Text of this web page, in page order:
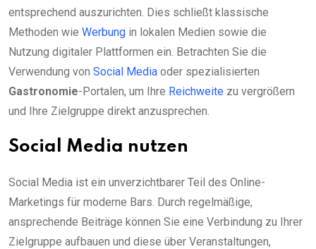
entsprechend auszurichten. Dies schließt klassische
Methoden wie Werbung in lokalen Medien sowie die
Nutzung digitaler Plattformen ein. Betrachten Sie die
Verwendung von Social Media oder spezialisierten
Gastronomie-Portalen, um Ihre Reichweite zu vergrößern
und Ihre Zielgruppe direkt anzusprechen.
Social Media nutzen
Social Media ist ein unverzichtbarer Teil des Online-
Marketings für moderne Bars. Durch regelmäßige,
ansprechende Beiträge können Sie eine Verbindung zu Ihrer
Zielgruppe aufbauen und diese über Veranstaltungen,